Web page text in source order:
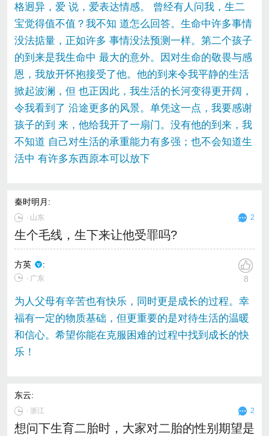
格迥异，爱 说，爱表达情感。 曾经有人问我，生二
宝觉得值不值？我不知 道怎么回答。生命中许多事情
没法掂量，正如许多 事情没法预测一样。第二个孩子
的到来是我生命中 最大的意外。因对生命的敬畏与感
恩，我放开怀抱接受了他。他的到来令我平静的生活
掀起波澜，但 也正因此，我生活的长河变得更开阔，
令我看到了 沿途更多的风景。单凭这一点，我要感谢
孩子的到 来，他给我开了一扇门。没有他的到来，我
不知道 自己对生活的承重能力有多强；也不会知道生
活中 有许多东西原本可以放下
秦时明月 :
∙ 山东 2
生个毛线，生下来让他受罪吗?
方英 :
∙ 广东 8
为人父母有辛苦也有快乐，同时更是成长的过程。幸
福有一定的物质基础，但更重要的是对待生活的温暖
和信心。希望你能在克服困难的过程中找到成长的快
乐！
东云:
∙浙江 2
想问下生育二胎时，大家对二胎的性别期望是